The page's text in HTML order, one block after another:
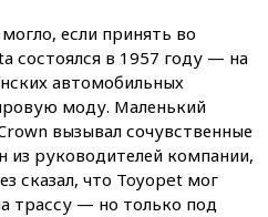
если принять во
состоялся в 1957 году — на
автомобильных
моду. Маленький
вызывал сочувственные
из руководителей компании,
сказал, что Toyopet мог
трассу — но только под